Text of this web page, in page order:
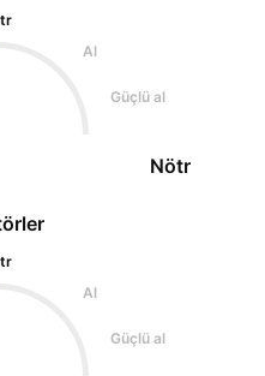
Al
Güçlü al
Al
Güçlü al
Nötr